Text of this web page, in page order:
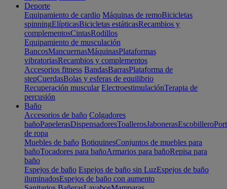
Deporte
Equipamiento de cardio Máquinas de remoBicicletas
spinningElípticasBicicletas estáticasRecambios y
complementosCintasRodillos
Equipamiento de musculación
BancosMancuernasMáquinasPlataformas
vibratoriasRecambios y complementos
Accesorios fitness BandasBarrasPlataforma de
stepCuerdasBolas y esferas de equilibrio
Recuperación muscular ElectroestimulaciónTerapia de
percusión
Baño
Accesorios de baño Colgadores
bañoPapelerasDispensadoresToallerosJabonerasEscobillero
de ropa
Muebles de baño BotiquinesConjuntos de muebles para
bañoTocadores para bañoArmarios para bañoRepisa para
baño
Espejos de baño Espejos de baño sin LuzEspejos de baño
iluminadosEspejos de baño con aumento